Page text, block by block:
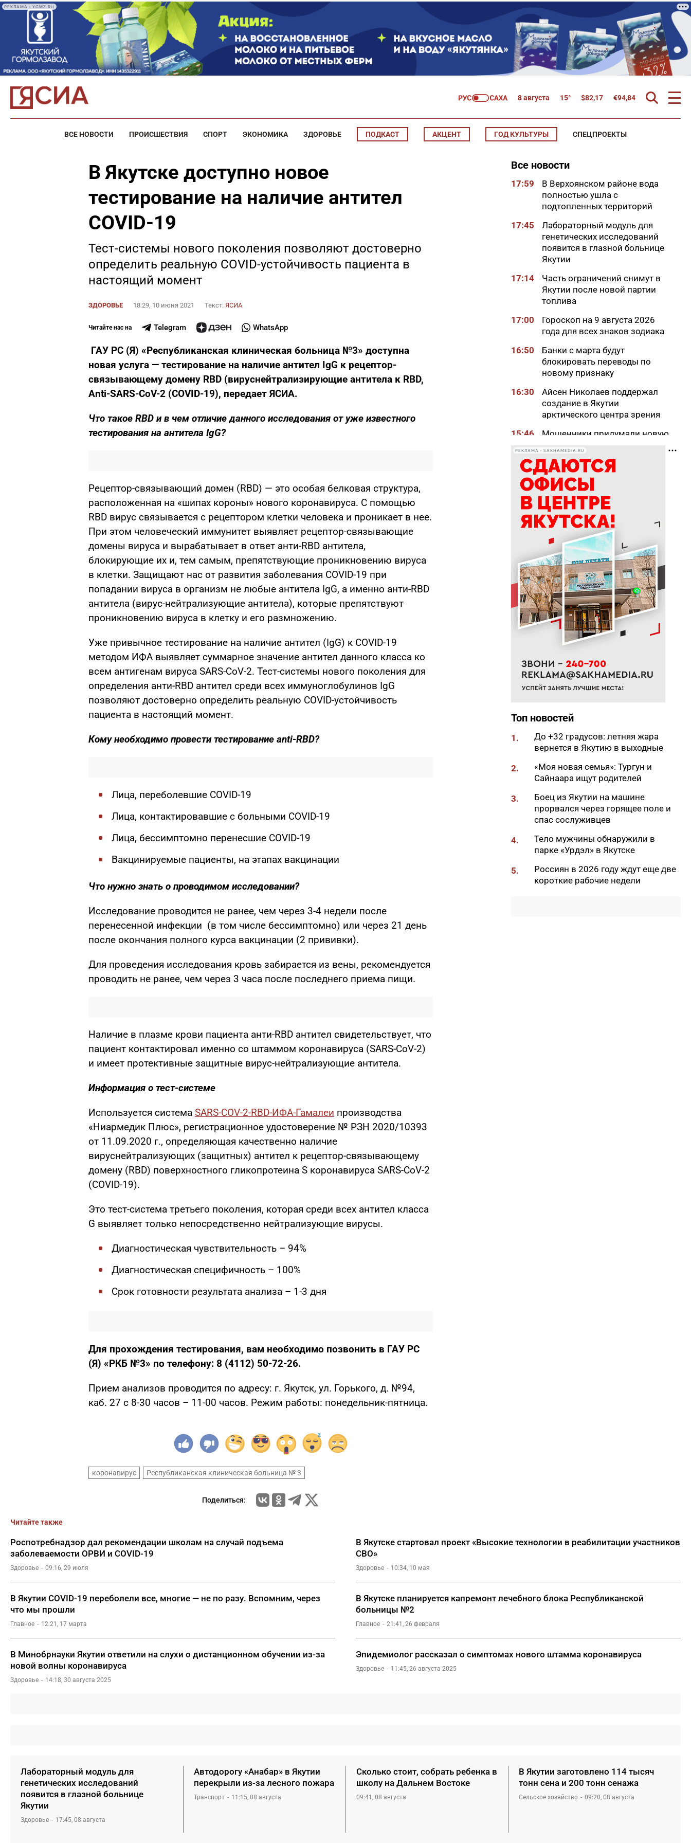
РЕКЛАМА • YGMZ.RU
8 августа 15° $82,17 €94,84
ВСЕ НОВОСТИ ПРОИСШЕСТВИЯ СПОРТ ЭКОНОМИКА ЗДОРОВЬЕ ПОДКАСТ АКЦЕНТ ГОД КУЛЬТУРЫ СПЕЦПРОЕКТЫ
В Якутске доступно новое
тестирование на наличие антител
COVID-19
Тест-системы нового поколения позволяют достоверно
определить реальную COVID-устойчивость пациента в
настоящий момент
ЗДОРОВЬЕ 18:29, 10 июня 2021 Текст: ЯСИА
Читайте нас на Telegram WhatsApp
ГАУ РС (Я) «Республиканская клиническая больница №3» доступна
новая услуга — тестирование на наличие антител IgG к рецептор-
связывающему домену RBD (вируснейтрализирующие антитела к RBD,
Anti-SARS-CoV-2 (COVID-19), передает ЯСИА.
Что такое RBD и в чем отличие данного исследования от уже известного
тестирования на антитела IgG?
Рецептор-связывающий домен (RBD) — это особая белковая структура,
расположенная на «шипах короны» нового коронавируса. С помощью
RBD вирус связывается с рецептором клетки человека и проникает в нее.
При этом человеческий иммунитет выявляет рецептор-связывающие
домены вируса и вырабатывает в ответ анти-RBD антитела,
блокирующие их и, тем самым, препятствующие проникновению вируса
в клетки. Защищают нас от развития заболевания COVID-19 при
попадании вируса в организм не любые антитела IgG, а именно анти-RBD
антитела (вирус-нейтрализующие антитела), которые препятствуют
проникновению вируса в клетку и его размножению.
Уже привычное тестирование на наличие антител (IgG) к COVID-19
методом ИФА выявляет суммарное значение антител данного класса ко
всем антигенам вируса SARS-CoV-2. Тест-системы нового поколения для
определения анти-RBD антител среди всех иммуноглобулинов IgG
позволяют достоверно определить реальную COVID-устойчивость
пациента в настоящий момент.
Кому необходимо провести тестирование anti-RBD?
Лица, переболевшие COVID-19
Лица, контактировавшие с больными COVID-19
Лица, бессимптомно перенесшие COVID-19
Вакцинируемые пациенты, на этапах вакцинации
Что нужно знать о проводимом исследовании?
Исследование проводится не ранее, чем через 3-4 недели после
перенесенной инфекции (в том числе бессимптомно) или через 21 день
после окончания полного курса вакцинации (2 прививки).
Для проведения исследования кровь забирается из вены, рекомендуется
проводить не ранее, чем через 3 часа после последнего приема пищи.
Наличие в плазме крови пациента анти-RBD антител свидетельствует, что
пациент контактировал именно со штаммом коронавируса (SARS-CoV-2)
и имеет протективные защитные вирус-нейтрализующие антитела.
Информация о тест-системе
Используется система SARS-COV-2-RBD-ИФА-Гамалеи производства
«Ниармедик Плюс», регистрационное удостоверение № РЗН 2020/10393
от 11.09.2020 г., определяющая качественно наличие
вируснейтрализующих (защитных) антител к рецептор-связывающему
домену (RBD) поверхностного гликопротеина S коронавируса SARS-CoV-2
(COVID-19).
Это тест-система третьего поколения, которая среди всех антител класса
G выявляет только непосредственно нейтрализующие вирусы.
Диагностическая чувствительность – 94%
Диагностическая специфичность – 100%
Срок готовности результата анализа – 1-3 дня
Для прохождения тестирования, вам необходимо позвонить в ГАУ РС
(Я) «РКБ №3» по телефону: 8 (4112) 50-72-26.
Прием анализов проводится по адресу: г. Якутск, ул. Горького, д. №94,
каб. 27 с 8-30 часов – 11-00 часов. Режим работы: понедельник-пятница.
коронавирус Республиканская клиническая больница № 3
Поделиться:
Все новости
17:59
В Верхоянском районе вода
полностью ушла с
подтопленных территорий
17:45
Лабораторный модуль для
генетических исследований
появится в глазной больнице
Якутии
17:14
Часть ограничений снимут в
Якутии после новой партии
топлива
17:00
Гороскоп на 9 августа 2026
года для всех знаков зодиака
16:50
Банки с марта будут
блокировать переводы по
новому признаку
16:30
Айсен Николаев поддержал
создание в Якутии
арктического центра зрения
15:46
Мошенники придумали новую
«экстрасенсами»
15:39
Приметы на 9 августа 2026
года: как провести день
Пантелеймона
15:29
К Земле приближается
потенциально опасный
астероид
14:41
В трех районах Якутии
прогнозируют сильные дожди
13:32
В Якутии за сутки потушили
десять лесных пожаров
12:52
Гороскоп на неделю с 10 по 16
августа 2026 года
якутян с Всероссийским днем
физкультурника
11:50
Образование сквозь года: как
полпути
11:35
Российские школьники будут
учиться по новой программе
11:15
Автодорогу «Анабар» в Якутии
перекрыли из-за лесного
пожара
10:56
Новая платформа ЕР поможет
ветеранам СВО найти работу
10:22
В Усть-Майском районе
ликвидировали лесной пожар
на 13 гектарах
10:01
Якутяне рассказали, что
считают главным подарком в
РЕКЛАМА • SAKHAMEDIA.RU
Топ новостей
1.
До +32 градусов: летняя жара
вернется в Якутию в выходные
2.
«Моя новая семья»: Тургун и
Сайнаара ищут родителей
3.
Боец из Якутии на машине
прорвался через горящее поле и
спас сослуживцев
4.
Тело мужчины обнаружили в
парке «Урдэл» в Якутске
5.
Россиян в 2026 году ждут еще две
короткие рабочие недели
Читайте также
Роспотребнадзор дал рекомендации школам на случай подъема
заболеваемости ОРВИ и COVID-19
Здоровье 09:16, 29 июля
В Якутске стартовал проект «Высокие технологии в реабилитации участников
СВО»
Здоровье 10:34, 10 мая
В Якутии COVID-19 переболели все, многие — не по разу. Вспомним, через
что мы прошли
Главное 12:21, 17 марта
В Якутске планируется капремонт лечебного блока Республиканской
больницы №2
Главное 21:41, 26 февраля
В Минобрнауки Якутии ответили на слухи о дистанционном обучении из-за
новой волны коронавируса
Здоровье 14:18, 30 августа 2025
Эпидемиолог рассказал о симптомах нового штамма коронавируса
Здоровье 11:45, 26 августа 2025
Лабораторный модуль для
генетических исследований
появится в глазной больнице
Якутии
Здоровье 17:45, 08 августа
Автодорогу «Анабар» в Якутии
перекрыли из-за лесного пожара
Транспорт 11:15, 08 августа
Сколько стоит, собрать ребенка в
школу на Дальнем Востоке
09:41, 08 августа
В Якутии заготовлено 114 тысяч
тонн сена и 200 тонн сенажа
Сельское хозяйство 09:20, 08 августа